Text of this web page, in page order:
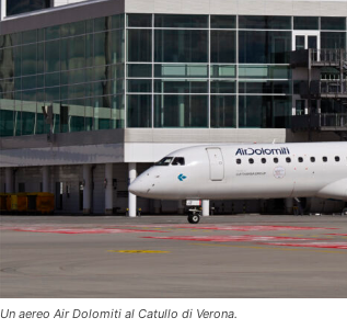
Un aereo Air Dolomiti al Catullo di Verona.